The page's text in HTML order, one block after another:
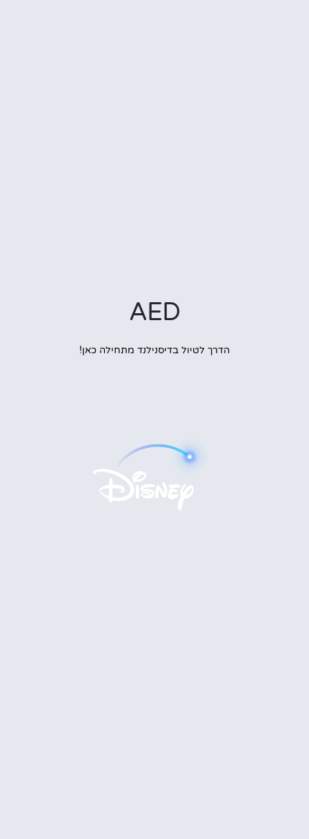
AED
הדרך לטיול בדיסנילנד מתחילה כאן!